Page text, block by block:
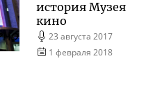
история Музея
кино
23 августа 2017
1 февраля 2018